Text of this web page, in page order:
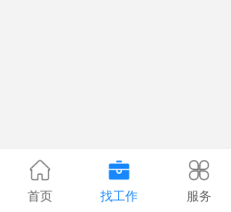
首页 找工作 服务